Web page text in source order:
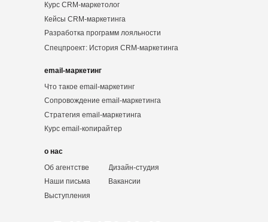
Курс CRM-маркетолог
Кейсы CRM-маркетинга
Разработка программ лояльности
Спецпроект: История CRM-маркетинга
email-маркетинг
Что такое email-маркетинг
Сопровождение email-маркетинга
Стратегия email-маркетинга
Курс email-копирайтер
о нас
Об агентстве
Наши письма
Выступления
Дизайн-студия
Вакансии